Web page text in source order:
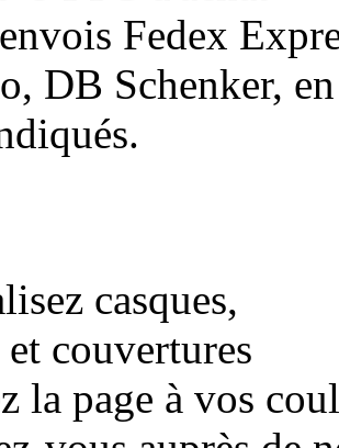
Fedex
DB Schenker,
casques,
et couvertures
la page à vos